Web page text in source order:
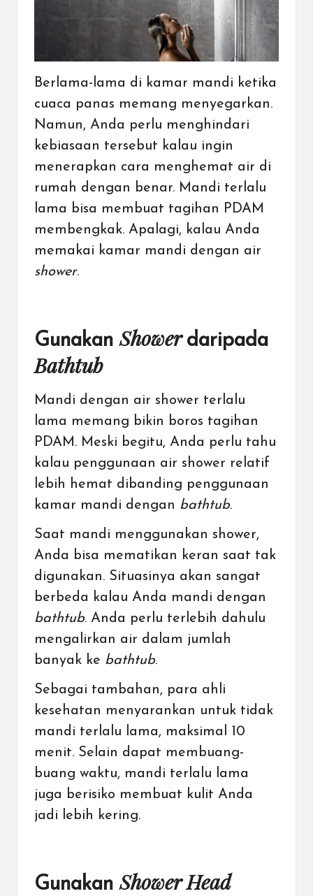
Berlama-lama di kamar mandi ketika
cuaca panas memang menyegarkan.
Namun, Anda perlu menghindari
kebiasaan tersebut kalau ingin
menerapkan cara menghemat air di
rumah dengan benar. Mandi terlalu
lama bisa membuat tagihan PDAM
membengkak. Apalagi, kalau Anda
memakai kamar mandi dengan air
shower.
GunakanShowerdaripada
Bathtub
Mandi dengan air shower terlalu
lama memang bikin boros tagihan
PDAM. Meski begitu, Anda perlu tahu
kalau penggunaan air shower relatif
lebih hemat dibanding penggunaan
kamar mandi dengan bathtub.
Saat mandi menggunakan shower,
Anda bisa mematikan keran saat tak
digunakan. Situasinya akan sangat
berbeda kalau Anda mandi dengan
bathtub. Anda perlu terlebih dahulu
mengalirkan air dalam jumlah
banyak ke bathtub.
Sebagai tambahan, para ahli
kesehatan menyarankan untuk tidak
mandi terlalu lama, maksimal 10
menit. Selain dapat membuang-
buang waktu, mandi terlalu lama
juga berisiko membuat kulit Anda
jadi lebih kering.
GunakanShower Head